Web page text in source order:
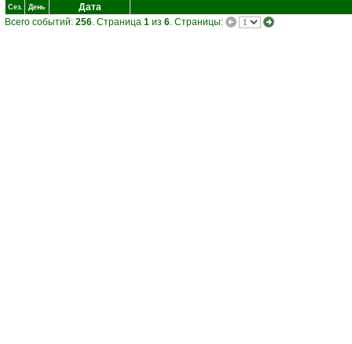
Сез. День
Дата
Всего событий: 256. Страница 1 из 6. Страницы: